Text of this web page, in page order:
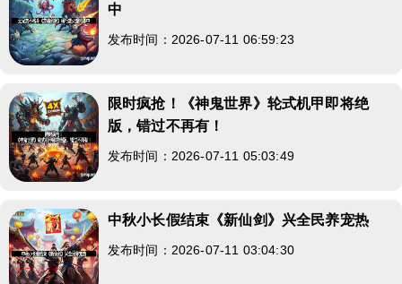
中
发布时间：2026-07-11 06:59:23
限时疯抢！《神鬼世界》轮式机甲即将绝
版，错过不再有！
发布时间：2026-07-11 05:03:49
中秋小长假结束《新仙剑》兴全民养宠热
发布时间：2026-07-11 03:04:30